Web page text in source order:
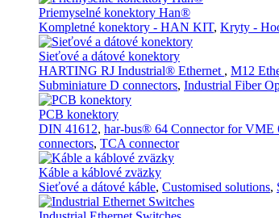
Priemyselné konektory Han®
Kompletné konektory - HAN KIT, Kryty -
Sieťové a dátové konektory
HARTING RJ Industrial® Ethernet , M12
Subminiature D connectors, Industrial Fiber
PCB konektory
DIN 41612, har-bus® 64 Connector for VME
connectors, TCA connector
Káble a káblové zväzky
Sieťové a dátové káble, Customised solutions,